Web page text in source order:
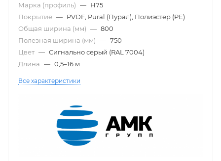
Марка (профиль) — Н75
Покрытие — PVDF, Pural (Пурал), Полиэстер (PE)
Общая ширина (мм) — 800
Полезная ширина (мм) — 750
Цвет — Сигнально серый (RAL 7004)
Длина — 0,5–16 м
Все характеристики